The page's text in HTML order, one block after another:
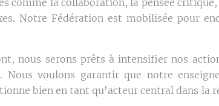
Notre Fédération est mobilisée pour
nous serons prêts à intensifier nos
Nous voulons garantir que notre
bien en tant qu'acteur central dans la